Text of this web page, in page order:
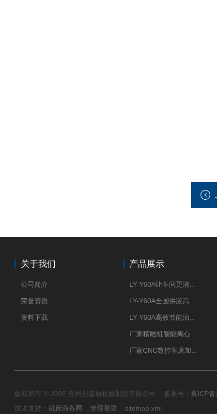
关于我们
公司简介
荣誉资质
资料下载
产品展示
版权所有 © 2026 沧州创嘉迪机械制造有限公司 备案号： 冀ICP
技术支持： 机床商务网 管理登陆 sitemap.xml